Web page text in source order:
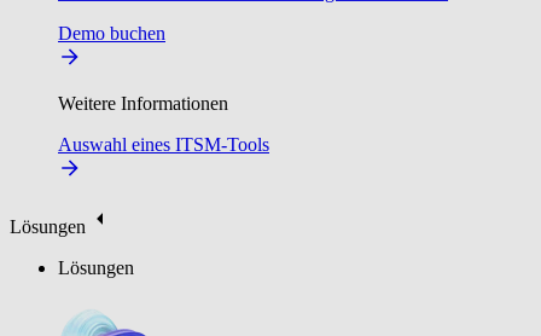
Demo buchen
Weitere Informationen
Auswahl eines ITSM-Tools
Lösungen
Lösungen